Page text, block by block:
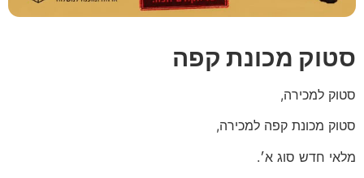
סטוק מכונת קפה
סטוק למכירה,
סטוק מכונת קפה למכירה,
מלאי חדש סוג א׳.